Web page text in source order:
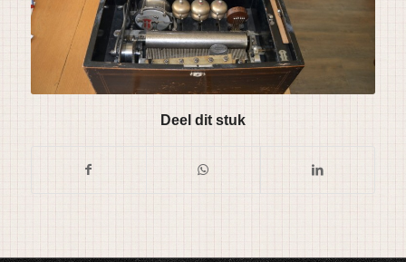
Deel dit stuk